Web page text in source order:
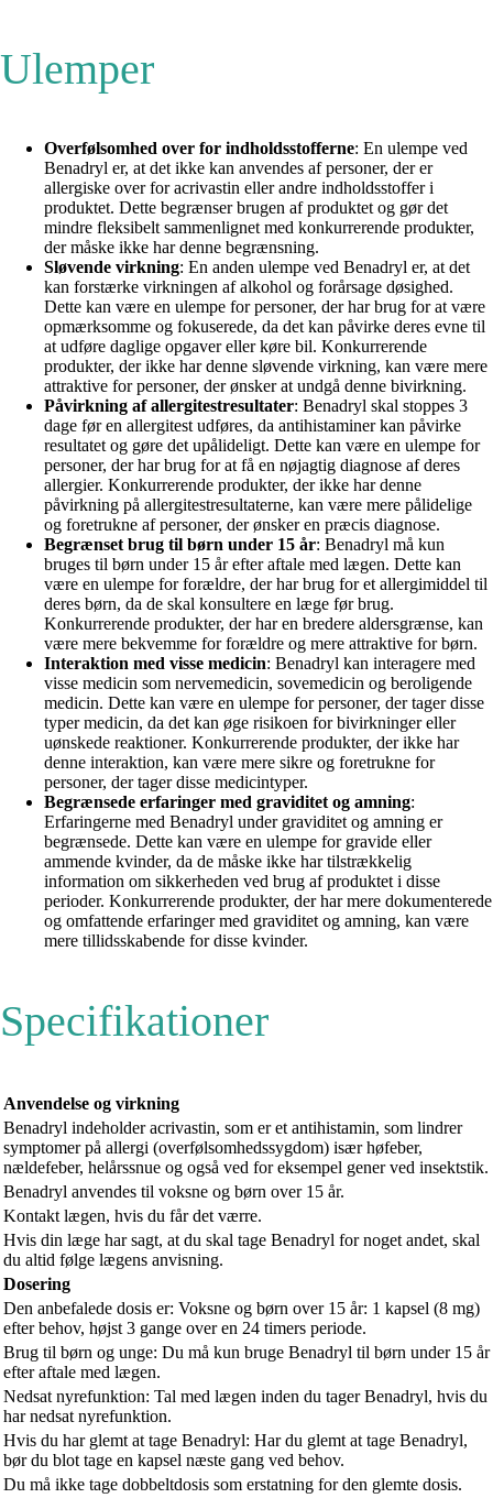
Ulemper
Overfølsomhed over for indholdsstofferne: En ulempe ved
Benadryl er, at det ikke kan anvendes af personer, der er
allergiske over for acrivastin eller andre indholdsstoffer i
produktet. Dette begrænser brugen af produktet og gør det
mindre fleksibelt sammenlignet med konkurrerende produkter,
der måske ikke har denne begrænsning.
Sløvende virkning: En anden ulempe ved Benadryl er, at det
kan forstærke virkningen af alkohol og forårsage døsighed.
Dette kan være en ulempe for personer, der har brug for at være
opmærksomme og fokuserede, da det kan påvirke deres evne til
at udføre daglige opgaver eller køre bil. Konkurrerende
produkter, der ikke har denne sløvende virkning, kan være mere
attraktive for personer, der ønsker at undgå denne bivirkning.
Påvirkning af allergitestresultater: Benadryl skal stoppes 3
dage før en allergitest udføres, da antihistaminer kan påvirke
resultatet og gøre det upålideligt. Dette kan være en ulempe for
personer, der har brug for at få en nøjagtig diagnose af deres
allergier. Konkurrerende produkter, der ikke har denne
påvirkning på allergitestresultaterne, kan være mere pålidelige
og foretrukne af personer, der ønsker en præcis diagnose.
Begrænset brug til børn under 15 år: Benadryl må kun
bruges til børn under 15 år efter aftale med lægen. Dette kan
være en ulempe for forældre, der har brug for et allergimiddel til
deres børn, da de skal konsultere en læge før brug.
Konkurrerende produkter, der har en bredere aldersgrænse, kan
være mere bekvemme for forældre og mere attraktive for børn.
Interaktion med visse medicin: Benadryl kan interagere med
visse medicin som nervemedicin, sovemedicin og beroligende
medicin. Dette kan være en ulempe for personer, der tager disse
typer medicin, da det kan øge risikoen for bivirkninger eller
uønskede reaktioner. Konkurrerende produkter, der ikke har
denne interaktion, kan være mere sikre og foretrukne for
personer, der tager disse medicintyper.
Begrænsede erfaringer med graviditet og amning:
Erfaringerne med Benadryl under graviditet og amning er
begrænsede. Dette kan være en ulempe for gravide eller
ammende kvinder, da de måske ikke har tilstrækkelig
information om sikkerheden ved brug af produktet i disse
perioder. Konkurrerende produkter, der har mere dokumenterede
og omfattende erfaringer med graviditet og amning, kan være
mere tillidsskabende for disse kvinder.
Specifikationer
Anvendelse og virkning
Benadryl indeholder acrivastin, som er et antihistamin, som lindrer
symptomer på allergi (overfølsomhedssygdom) især høfeber,
nældefeber, helårssnue og også ved for eksempel gener ved insektstik.
Benadryl anvendes til voksne og børn over 15 år.
Kontakt lægen, hvis du får det værre.
Hvis din læge har sagt, at du skal tage Benadryl for noget andet, skal
du altid følge lægens anvisning.
Dosering
Den anbefalede dosis er: Voksne og børn over 15 år: 1 kapsel (8 mg)
efter behov, højst 3 gange over en 24 timers periode.
Brug til børn og unge: Du må kun bruge Benadryl til børn under 15 år
efter aftale med lægen.
Nedsat nyrefunktion: Tal med lægen inden du tager Benadryl, hvis du
har nedsat nyrefunktion.
Hvis du har glemt at tage Benadryl: Har du glemt at tage Benadryl,
bør du blot tage en kapsel næste gang ved behov.
Du må ikke tage dobbeltdosis som erstatning for den glemte dosis.